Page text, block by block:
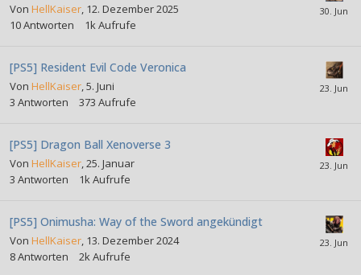
Von HellKaiser 12. Dezember 2025
10Antworten 1k Aufrufe
[PS5] Resident Evil Code Veronica
Von HellKaiser 5. Juni
3 Antworten 373 Aufrufe
[PS5] Dragon Ball Xenoverse 3
Von HellKaiser 25. Januar
3 Antworten 1k Aufrufe
[PS5] Onimusha: Way of the Sword angekündigt
Von HellKaiser 13. Dezember 2024
8Antworten 2k Aufrufe